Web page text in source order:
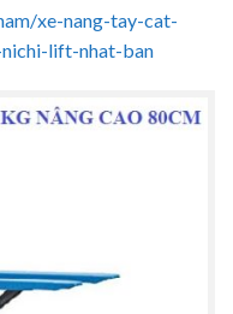
xe-nang-tay-cat-
lift-nhat-ban